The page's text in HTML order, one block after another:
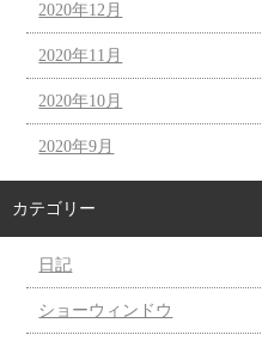
2020年12月
2020年11月
2020年10月
2020年9月
カテゴリー
日記
ショーウィンドウ